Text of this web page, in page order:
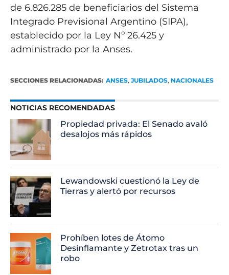
de 6.826.285 de beneficiarios del Sistema
Integrado Previsional Argentino (SIPA),
establecido por la Ley Nº 26.425 y
administrado por la Anses.
SECCIONES RELACIONADAS: ANSES, JUBILADOS, NACIONALES
NOTICIAS RECOMENDADAS
Propiedad privada: El Senado avaló
desalojos más rápidos
Lewandowski cuestionó la Ley de
Tierras y alertó por recursos
Prohíben lotes de Átomo
Desinflamante y Zetrotax tras un
robo